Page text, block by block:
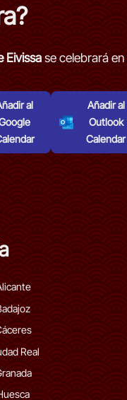
Eivissase celebrará en
al
Añadir al
Outlook
Calendar
Real